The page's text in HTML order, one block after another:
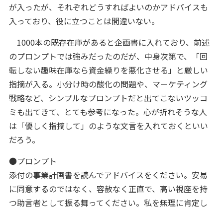
が入ったが、それぞれどうすればよいのかアドバイスも
入っており、役に立つことは間違いない。
1000本の既存在庫があると企画書に入れており、前述
のプロンプトでは強みだったのだが、中身次第で、「回
転しない趣味在庫なら資金繰りを悪化させる」と厳しい
指摘が入る。小分け時の酸化の問題や、マーケティング
戦略など、シンプルなプロンプトだと出てこないツッコ
ミも出てきて、とても参考になった。心が折れそうな人
は「優しく指摘して」のような文言を入れておくといい
だろう。
●プロンプト
添付の事業計画書を読んでアドバイスをください。安易
に同意するのではなく、容赦なく正直で、高い視座を持
つ助言者として振る舞ってください。私を無理に肯定し